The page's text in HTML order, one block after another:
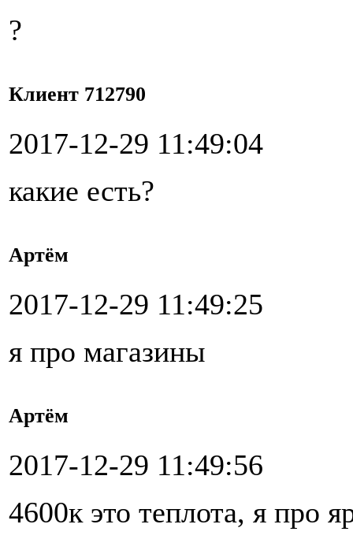
?
Клиент 712790
2017-12-29 11:49:04
какие есть?
Артём
2017-12-29 11:49:25
я про магазины
Артём
2017-12-29 11:49:56
4600к это теплота, я про